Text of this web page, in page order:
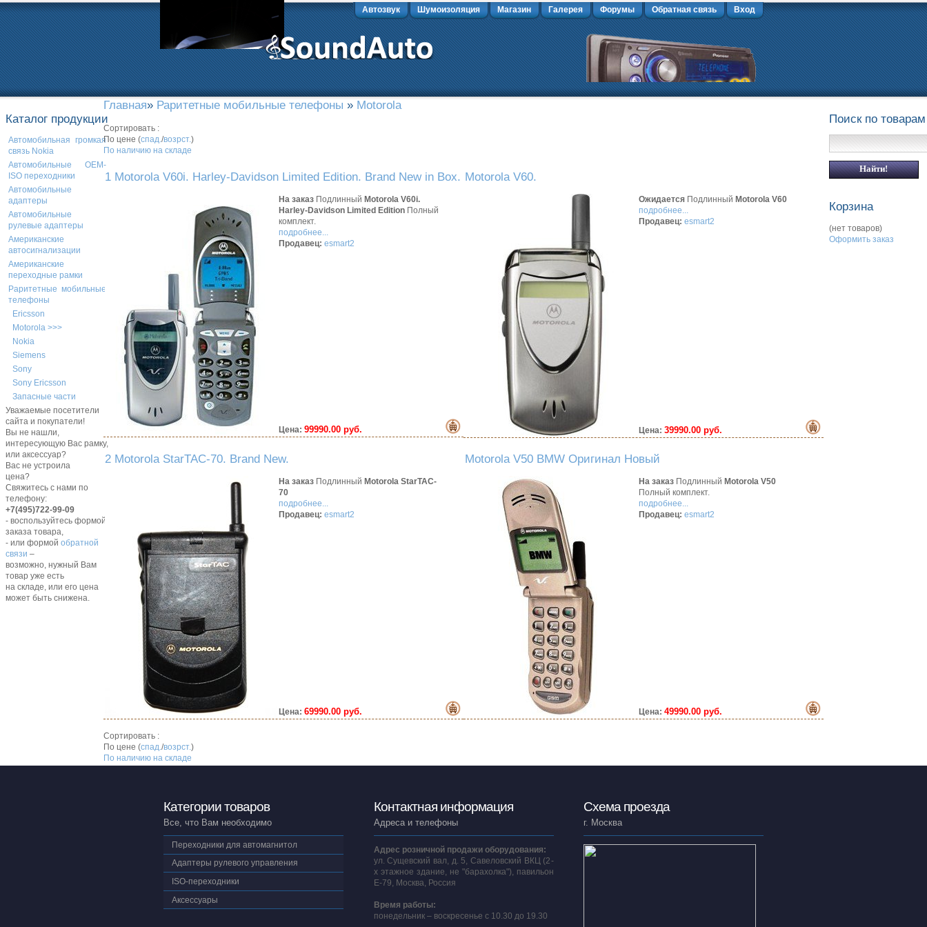
Автозвук Шумоизоляция Магазин Галерея Форумы Обратная связь Вход
Каталог продукции
Автомобильная громкая
связь Nokia
Автомобильные OEM-
ISO переходники
Автомобильные
адаптеры
Автомобильные
рулевые адаптеры
Американские
автосигнализации
Американские
переходные рамки
Раритетные мобильные
телефоны
Ericsson
Motorola >>>
Nokia
Siemens
Sony
Sony Ericsson
Запасные части
Уважаемые посетители
сайта и покупатели!
Вы не нашли,
интересующую Вас рамку,
или аксессуар?
Вас не устроила
цена?
Свяжитесь с нами по
телефону:
+7(495)722-99-09
- воспользуйтесь формой
заказа товара,
- или формой обратной
связи –
возможно, нужный Вам
товар уже есть
на складе, или его цена
может быть снижена.
Главная» Раритетные мобильные телефоны » Motorola
Сортировать :
По цене (спад./возрст.)
По наличию на складе
1 Motorola V60i. Harley-Davidson Limited Edition. Brand New in Box.
На заказ Подлинный Motorola V60i.
Harley-Davidson Limited Edition Полный
комплект.
подробнее...
Продавец: esmart2
Цена: 99990.00 руб.
Motorola V60.
Ожидается Подлинный Motorola V60
подробнее...
Продавец: esmart2
Цена: 39990.00 руб.
2 Motorola StarTAC-70. Brand New.
На заказ Подлинный Motorola StarTAC-
70
подробнее...
Продавец: esmart2
Цена: 69990.00 руб.
Motorola V50 BMW Оригинал Новый
На заказ Подлинный Motorola V50
Полный комплект.
подробнее...
Продавец: esmart2
Цена: 49990.00 руб.
Сортировать :
По цене (спад./возрст.)
По наличию на складе
Поиск по товарам
Корзина
(нет товаров)
Оформить заказ
Категории товаров
Все, что Вам необходимо
Переходники для автомагнитол
Адаптеры рулевого управления
ISO-переходники
Аксессуары
Контактная информация
Адреса и телефоны
Адрес розничной продажи оборудования:
ул. Сущевский вал, д. 5, Савеловский ВКЦ (2-
х этажное здание, не "барахолка"), павильон
E-79, Москва, Россия
Время работы:
понедельник – воскресенье с 10.30 до 19.30
Схема проезда
г. Москва